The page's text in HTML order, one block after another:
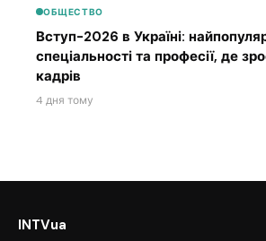
ОБЩЕСТВО
Вступ-2026 в Україні:
спеціальності та професії, де
кадрів
4 дня тому
INTVua